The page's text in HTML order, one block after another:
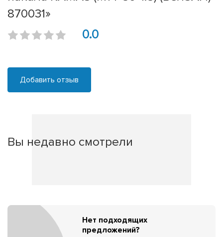
870031»
0.0
Добавить отзыв
Вы недавно смотрели
Нет подходящих
предложений?